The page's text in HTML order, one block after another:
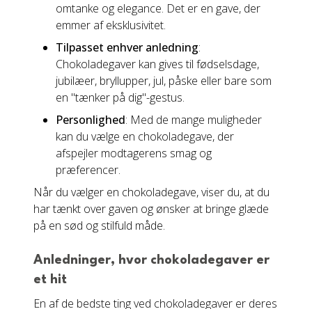
omtanke og elegance. Det er en gave, der
emmer af eksklusivitet.
Tilpasset enhver anledning:
Chokoladegaver kan gives til fødselsdage,
jubilæer, bryllupper, jul, påske eller bare som
en "tænker på dig"-gestus.
Personlighed: Med de mange muligheder
kan du vælge en chokoladegave, der
afspejler modtagerens smag og
præferencer.
Når du vælger en chokoladegave, viser du, at du
har tænkt over gaven og ønsker at bringe glæde
på en sød og stilfuld måde.
Anledninger, hvor chokoladegaver er
et hit
En af de bedste ting ved chokoladegaver er deres